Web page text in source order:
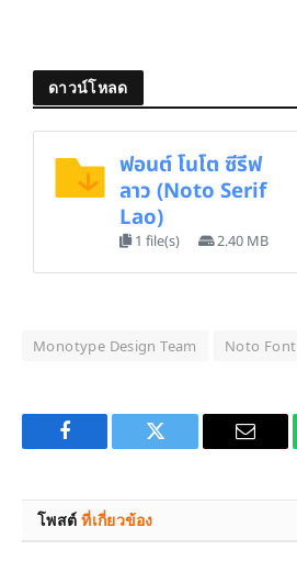
ดาวน์โหลด
ฟอนต์ โนโต ซีรีฟ
ลาว (Noto Serif
Lao)
1 file(s) 2.40 MB
Monotype Design Team Noto Font
Facebook Twitter Email
โพสต์ที่เกี่ยวข้อง